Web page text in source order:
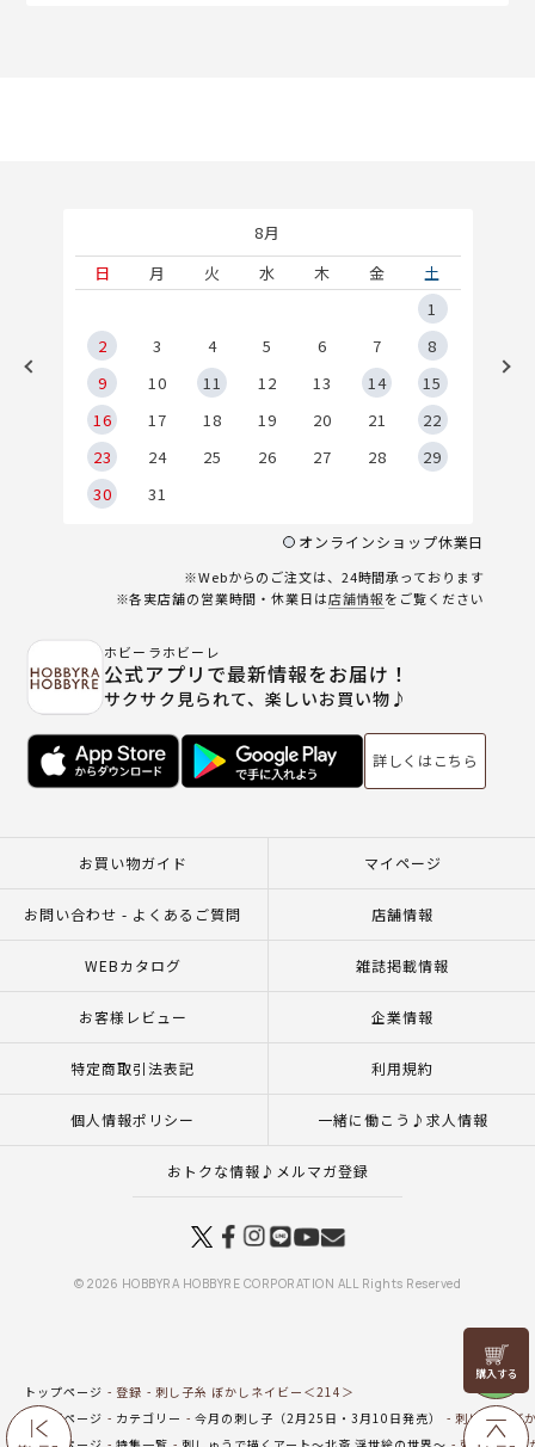
リリヤン
フェア
8月
日
月 火 水 木 金
土
1
2
3 4 5 6 7
8
9
10 11 12 13 14
15
16
17 18 19 20 21
22
23
24 25 26 27 28
29
30
31
オンラインショップ休業日
※Webからのご注文は、24時間承っております
※各実店舗の営業時間・休業日は店舗情報をご覧ください
ホビーラホビーレ
公式アプリで最新情報をお届け！
サクサク見られて、楽しいお買い物♪
詳しくはこちら
お買い物ガイド マイページ
お問い合わせ - よくあるご質問 店舗情報
WEBカタログ 雑誌掲載情報
お客様レビュー 企業情報
特定商取引法表記 利用規約
個人情報ポリシー 一緒に働こう♪求人情報
おトクな情報♪メルマガ登録
© 2026 HOBBYRA HOBBYRE CORPORATION ALL Rights Reserved
トップページ 登録
刺し子糸 ぼかしネイビー＜214＞
トップページ
カテゴリー 今月の刺し子（2月25日・3月10日発売）
刺し子糸 ぼ